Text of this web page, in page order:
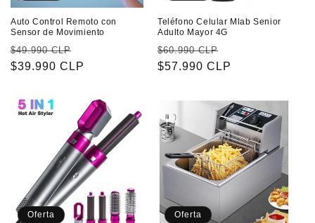
Auto Control Remoto con
Sensor de Movimiento
Precio
habitual
$49.990 CLP
de
$39.990 CLP
Teléfono Celular Mlab Senior
Adulto Mayor 4G
Precio
habitual
$60.990 CLP
de
$57.990 CLP
Oferta Oferta